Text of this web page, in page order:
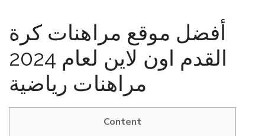
أفضل موقع مراهنات كرة
القدم اون لاين لعام 2024
مراهنات رياضية
Content